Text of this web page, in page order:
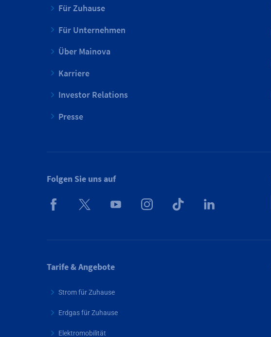
Für Zuhause
Für Unternehmen
Über Mainova
Karriere
Investor Relations
Presse
Folgen Sie uns auf
Tarife & Angebote
Strom für Zuhause
Erdgas für Zuhause
Elektromobilität